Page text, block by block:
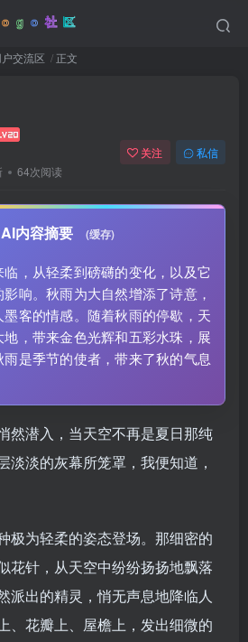
交流区 正文
64次阅读
关注 私信
AI内容摘要 (缓存)
，从轻柔到磅礴的变化，以及它
响。秋雨为大自然增添了诗意，
客的情感。随着秋雨的停歇，天
，带来金色光辉和五彩水珠，展
是季节的使者，带来了秋的气息
然潜入，当天空不再是夏日那纯
淡淡的灰幕所笼罩，我便知道，
极为轻柔的姿态登场。那细密的
花针，从天空中纷纷扬扬地飘落
派出的精灵，悄无声息地降临人
、花瓣上、屋檐上，发出细微的